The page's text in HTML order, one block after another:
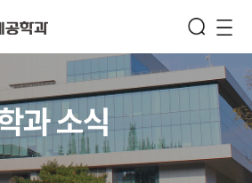
Engineering
과 소식